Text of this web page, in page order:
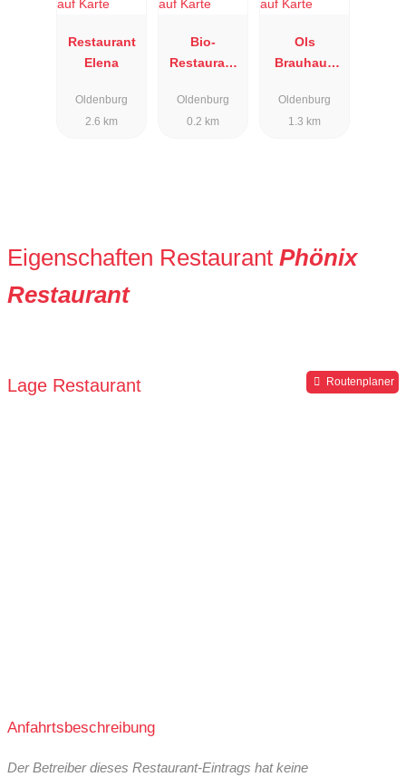
Restaurant
Elena
Oldenburg
2.6 km
Bio-
Restaurant
er
Oldenburg
0.2 km
Ols
Brauhaus
Oldenburg
1.3 km
Eigenschaften Restaurant Phönix
Restaurant
Lage Restaurant Routenplaner
Anfahrtsbeschreibung
Der Betreiber dieses Restaurant-Eintrags hat keine